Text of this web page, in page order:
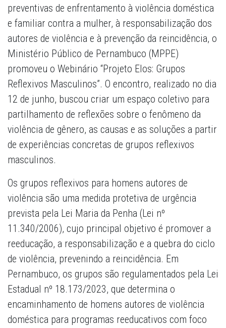
preventivas de enfrentamento à violência doméstica
e familiar contra a mulher, à responsabilização dos
autores de violência e à prevenção da reincidência, o
Ministério Público de Pernambuco (MPPE)
promoveu o Webinário “Projeto Elos: Grupos
Reflexivos Masculinos”. O encontro, realizado no dia
12 de junho, buscou criar um espaço coletivo para
partilhamento de reflexões sobre o fenômeno da
violência de gênero, as causas e as soluções a partir
de experiências concretas de grupos reflexivos
masculinos.
Os grupos reflexivos para homens autores de
violência são uma medida protetiva de urgência
prevista pela Lei Maria da Penha (Lei nº
11.340/2006), cujo principal objetivo é promover a
reeducação, a responsabilização e a quebra do ciclo
de violência, prevenindo a reincidência. Em
Pernambuco, os grupos são regulamentados pela Lei
Estadual nº 18.173/2023, que determina o
encaminhamento de homens autores de violência
doméstica para programas reeducativos com foco